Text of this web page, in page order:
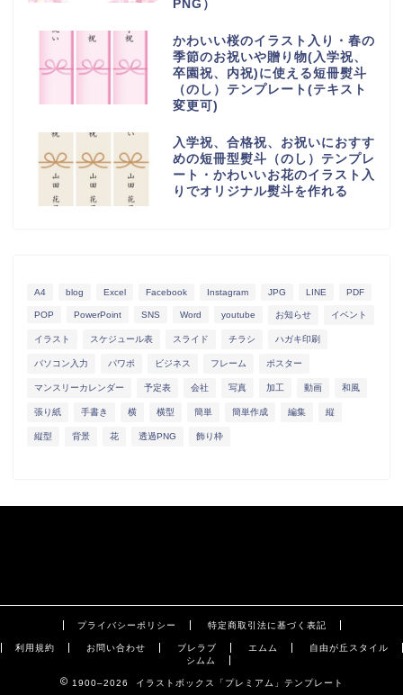
PNG）
かわいい桜のイラスト入り・春の
季節のお祝いや贈り物(入学祝、
卒園祝、内祝)に使える短冊熨斗
（のし）テンプレート(テキスト
変更可)
入学祝、合格祝、お祝いにおすす
めの短冊型熨斗（のし）テンプレ
ート・かわいいお花のイラスト入
りでオリジナル熨斗を作れる
A4 blog Excel Facebook Instagram JPG LINE PDF
POP PowerPoint SNS Word youtube お知らせ イベント
イラスト スケジュール表 スライド チラシ ハガキ印刷
パソコン入力 パワポ ビジネス フレーム ポスター
マンスリーカレンダー 予定表 会社 写真 加工 動画 和風
張り紙 手書き 横 横型 簡単 簡単作成 編集 縦
縦型 背景 花 透過PNG 飾り枠
プライバシーポリシー 特定商取引法に基づく表記
利用規約 お問い合わせ ブレラブ エムム
自由が丘スタイル
シムム
1900–2026 イラストボックス「プレミアム」テンプレート